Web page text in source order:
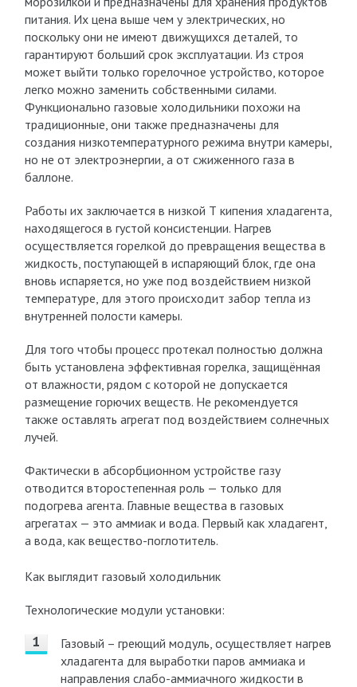
питания. Их цена выше чем у электрических, но
поскольку они не имеют движущихся деталей, то
гарантируют больший срок эксплуатации. Из строя
может выйти только горелочное устройство, которое
легко можно заменить собственными силами.
Функционально газовые холодильники похожи на
традиционные, они также предназначены для
создания низкотемпературного режима внутри камеры,
но не от электроэнергии, а от сжиженного газа в
баллоне.
Работы их заключается в низкой Т кипения хладагента,
находящегося в густой консистенции. Нагрев
осуществляется горелкой до превращения вещества в
жидкость, поступающей в испаряющий блок, где она
вновь испаряется, но уже под воздействием низкой
температуре, для этого происходит забор тепла из
внутренней полости камеры.
Для того чтобы процесс протекал полностью должна
быть установлена эффективная горелка, защищённая
от влажности, рядом с которой не допускается
размещение горючих веществ. Не рекомендуется
также оставлять агрегат под воздействием солнечных
лучей.
Фактически в абсорбционном устройстве газу
отводится второстепенная роль — только для
подогрева агента. Главные вещества в газовых
агрегатах — это аммиак и вода. Первый как хладагент,
а вода, как вещество-поглотитель.
Как выглядит газовый холодильник
Технологические модули установки:
Газовый – греющий модуль, осуществляет нагрев
хладагента для выработки паров аммиака и
направления слабо-аммиачного жидкости в